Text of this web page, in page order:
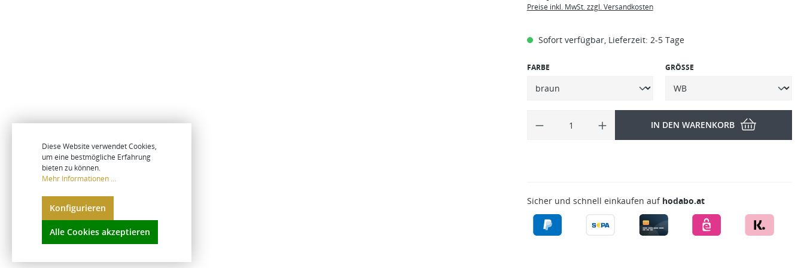
Preise inkl. MwSt. zzgl. Versandkosten
Sofort verfügbar, Lieferzeit: 2-5 Tage
FARBE GRÖSSE
IN DEN WARENKORB
Sicher und schnell einkaufen auf hodabo.at
Diese Website verwendet Cookies,
um eine bestmögliche Erfahrung
bieten zu können.
Mehr Informationen ...
Konfigurieren
Alle Cookies akzeptieren